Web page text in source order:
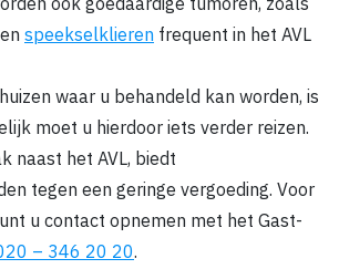
enspeekselklierenfrequent in het AVL
waar u behandeld kan worden, is
moet u hierdoor iets verder reizen.
naast het AVL, biedt
tegen een geringe vergoeding. Voor
u contact opnemen met het Gast-
– 346 20 20.